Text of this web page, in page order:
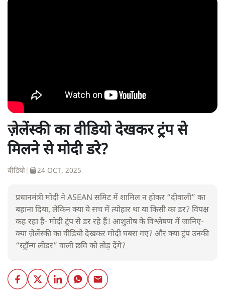
ज़ेलेंस्की का वीडियो देखकर ट्रंप से
मिलने से मोदी डरे?
वीडियो 24 OCT, 2025
प्रधानमंत्री मोदी ने ASEAN समिट में शामिल न होकर “दीवाली” का
बहाना दिया, लेकिन क्या ये सच में त्योहार था या किसी का डर? विपक्ष
कह रहा है- मोदी ट्रंप से डर रहे हैं! आशुतोष के विश्लेषण में जानिए-
क्या ज़ेलेंस्की का वीडियो देखकर मोदी घबरा गए? और क्या ट्रंप उनकी
“स्ट्रॉन्ग लीडर” वाली छवि को तोड़ देंगे?